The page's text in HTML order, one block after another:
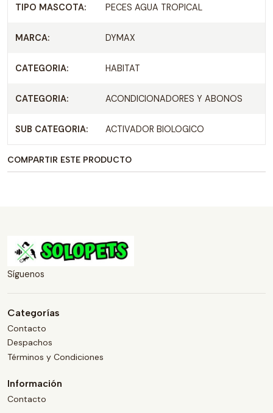
TIPO MASCOTA: PECES AGUA TROPICAL
MARCA: DYMAX
CATEGORIA: HABITAT
CATEGORIA: ACONDICIONADORES Y ABONOS
SUB CATEGORIA: ACTIVADOR BIOLOGICO
COMPARTIR ESTE PRODUCTO
Síguenos
Categorías
Contacto
Despachos
Términos y Condiciones
Información
Contacto